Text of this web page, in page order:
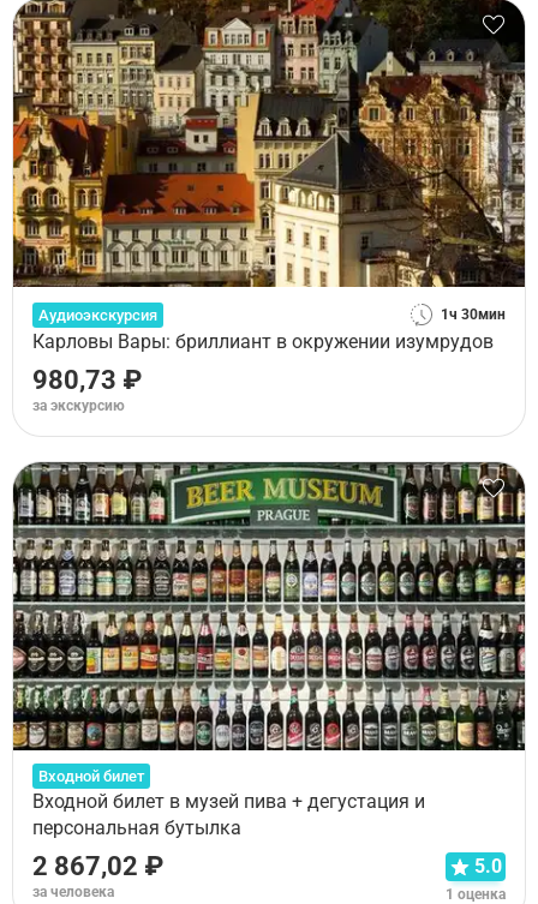
Аудиоэкскурсия 1ч 30мин
Карловы Вары: бриллиант в окружении изумрудов
980,73 ₽
за экскурсию
Входной билет
Входной билет в музей пива + дегустация и
персональная бутылка
2 867,02 ₽
за человека
5.0
1 оценка